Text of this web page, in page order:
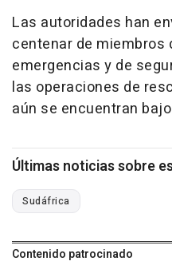
Las autoridades han
centenar de miembros
emergencias y de
las operaciones de
aún se encuentran
Últimas noticias sobre
Sudáfrica
Contenido patrocinado